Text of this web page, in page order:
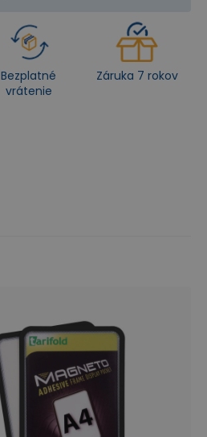
Bezplatné
vrátenie
Záruka 7 rokov